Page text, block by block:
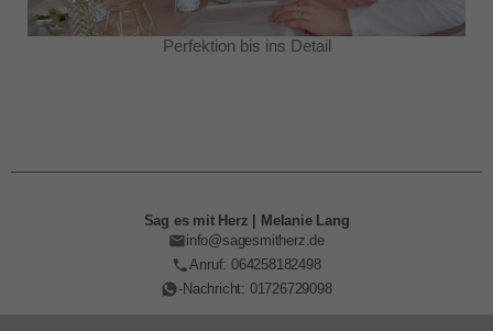
Perfektion bis ins Detail
Sag es mit Herz | Melanie Lang
info@sagesmitherz.de
Anruf: 064258182498
-Nachricht: 01726729098